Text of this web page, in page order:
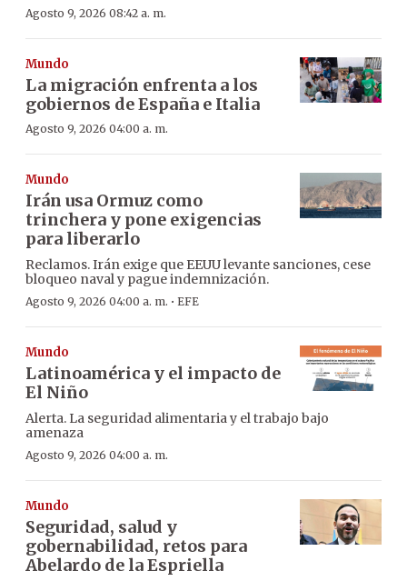
Agosto 9, 2026 08:42 a. m.
Mundo
La migración enfrenta a los
gobiernos de España e Italia
Agosto 9, 2026 04:00 a. m.
Mundo
Irán usa Ormuz como
trinchera y pone exigencias
para liberarlo
Reclamos. Irán exige que EEUU levante sanciones, cese
bloqueo naval y pague indemnización.
Agosto 9, 2026 04:00 a. m. · EFE
Mundo
Latinoamérica y el impacto de
El Niño
Alerta. La seguridad alimentaria y el trabajo bajo
amenaza
Agosto 9, 2026 04:00 a. m.
Mundo
Seguridad, salud y
gobernabilidad, retos para
Abelardo de la Espriella